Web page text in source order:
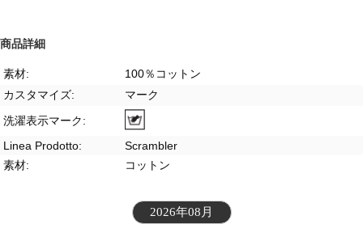
商品詳細
素材:
100％コットン
カスタマイズ:
マーク
洗濯表示マーク:
Linea Prodotto:
Scrambler
素材:
コットン
2026年08月